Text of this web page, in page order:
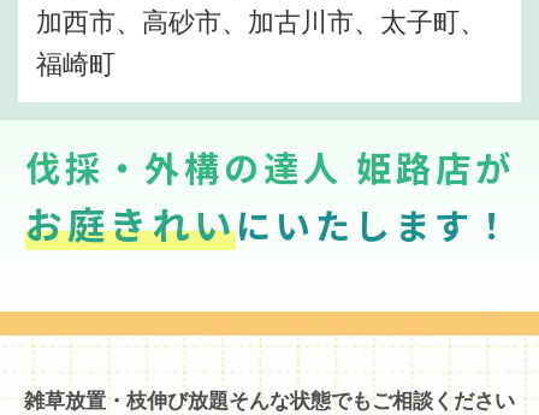
加西市、高砂市、加古川市、太子町、
福崎町
伐採・外構の達人 姫路店が
お庭きれいにいたします！
雑草放置・枝伸び放題そんな状態でもご相談ください